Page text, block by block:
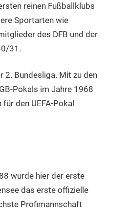
reinen Fußballklubs
Sportarten wie
des DFB und der
31.
2. Bundesliga. Mit zu den
Pokals im Jahre 1968
den UEFA-Pokal
wurde hier der erste
das erste offizielle
Profimannschaft